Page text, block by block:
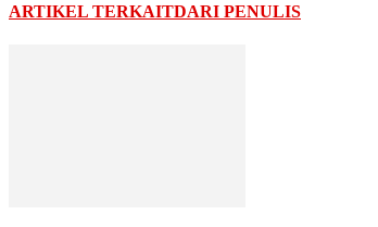
ARTIKEL TERKAITDARI PENULIS